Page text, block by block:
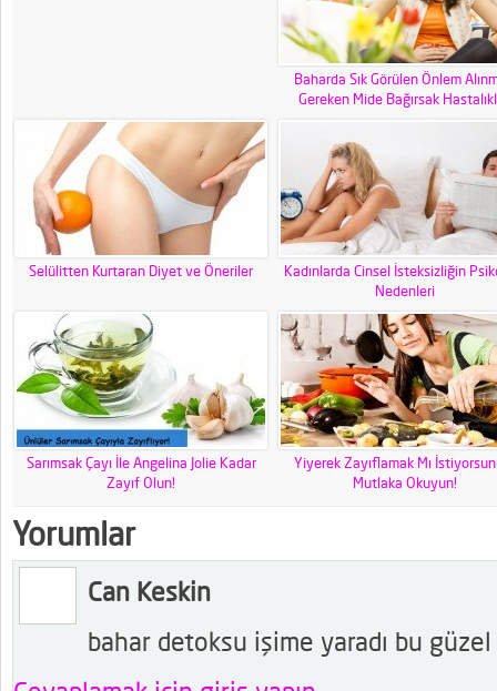
Baharda Sık Görülen Önlem
Gereken Mide Bağırsak
Selülitten Kurtaran Diyet ve Öneriler
Kadınlarda Cinsel İsteksizliğin
Nedenleri
Sarımsak Çayı İle Angelina Jolie Kadar
Zayıf Olun!
Yiyerek Zayıflamak Mı
Mutlaka Okuyun!
Yorumlar
Can Keskin
bahar detoksu işime yaradı bu